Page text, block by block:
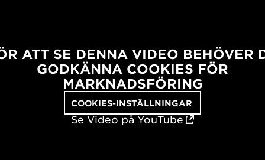
ATT SE DENNA VIDEO BEHÖVER
GODKÄNNA COOKIES FÖR
MARKNADSFÖRING
COOKIES-INSTÄLLNINGAR
Se Video på YouTube